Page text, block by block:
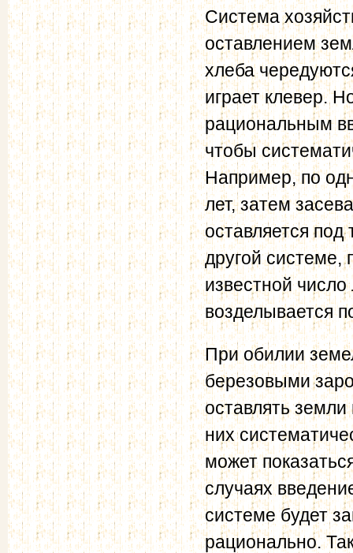
Система
оставлением
хлеба
играет клевер.
рациональным
чтобы
Например, по
лет, затем
оставляется под
другой системе,
известной
возделывается
При обилии
березовыми
оставлять земли
них
может
случаях
системе будет
рационально.